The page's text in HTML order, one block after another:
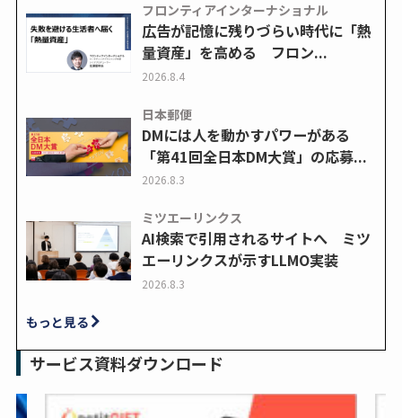
フロンティアインターナショナル
広告が記憶に残りづらい時代に「熱
量資産」を高める フロン...
2026.8.4
日本郵便
DMには人を動かすパワーがある
「第41回全日本DM大賞」の応募...
2026.8.3
ミツエーリンクス
AI検索で引用されるサイトへ ミツ
エーリンクスが示すLLMO実装
2026.8.3
もっと見る
サービス資料ダウンロード